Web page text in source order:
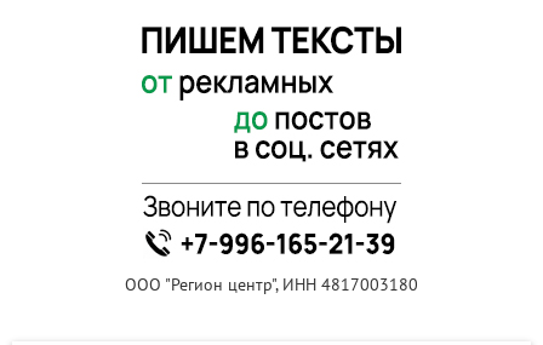
ООО "Регион центр", ИНН 4817003180